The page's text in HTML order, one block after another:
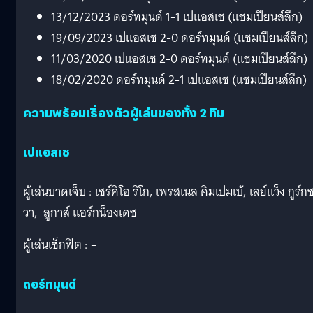
13/12/2023 ดอร์ทมุนด์ 1-1 เปแอสเช (แชมเปียนส์ลีก)
19/09/2023 เปแอสเช 2-0 ดอร์ทมุนด์ (แชมเปียนส์ลีก)
11/03/2020 เปแอสเช 2-0 ดอร์ทมุนด์ (แชมเปียนส์ลีก)
18/02/2020 ดอร์ทมุนด์ 2-1 เปแอสเช (แชมเปียนส์ลีก)
ความพร้อมเรื่องตัวผู้เล่นของทั้ง 2 ทีม
เปแอสเช
ผู้เล่นบาดเจ็บ : เซร์คิโอ ริโก, เพรสเนล คิมเปมเบ้, เลย์แว็ง กูร์ก
วา, ลูกาส์ แอร์กน็องเดซ
ผู้เล่นเช็กฟิต : –
ดอร์ทมุนด์